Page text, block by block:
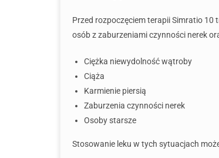
Przed rozpoczęciem terapii Simratio 10
osób z zaburzeniami czynności nerek
Ciężka niewydolność wątroby
Ciąża
Karmienie piersią
Zaburzenia czynności nerek
Osoby starsze
Stosowanie leku w tych sytuacjach